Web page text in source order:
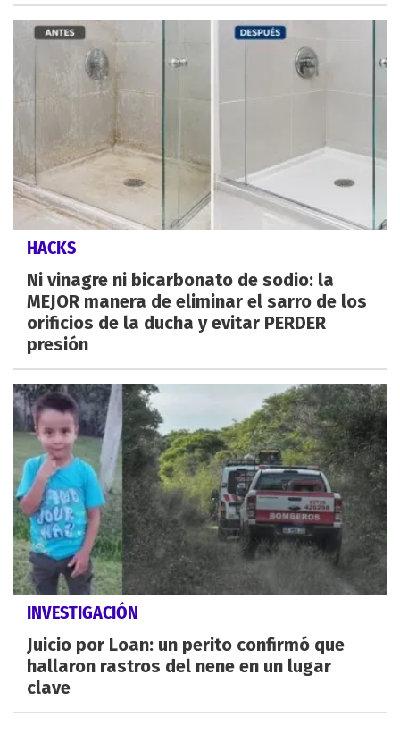
HACKS
Ni vinagre ni bicarbonato de sodio: la
MEJOR manera de eliminar el sarro de los
orificios de la ducha y evitar PERDER
presión
INVESTIGACIÓN
Juicio por Loan: un perito confirmó que
hallaron rastros del nene en un lugar
clave